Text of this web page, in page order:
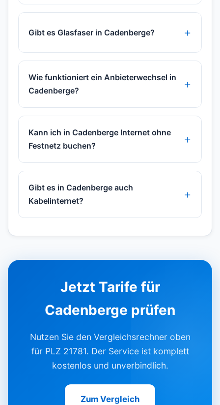
Gibt es Glasfaser in Cadenberge?
Wie funktioniert ein Anbieterwechsel in
Cadenberge?
Kann ich in Cadenberge Internet ohne
Festnetz buchen?
Gibt es in Cadenberge auch
Kabelinternet?
Jetzt Tarife für
Cadenberge prüfen
Nutzen Sie den Vergleichsrechner oben
für PLZ 21781. Der Service ist komplett
kostenlos und unverbindlich.
Zum Vergleich